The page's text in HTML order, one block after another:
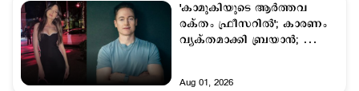
'കാമുകിയുടെ ആര്‍ത്തവ
രക്തം ഫ്രീസറില്‍'; കാരണം
വ്യക്തമാക്കി ബ്രയാന്‍; ഞെട്ടി
Aug 01, 2026